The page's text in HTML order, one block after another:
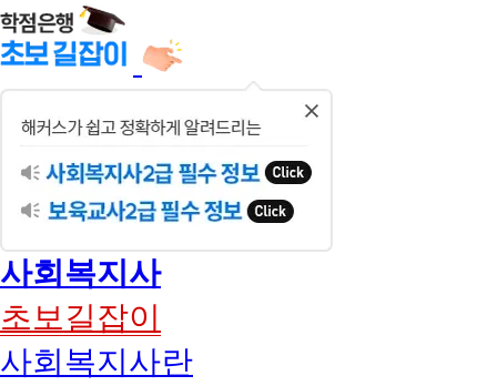
사회복지사
초보길잡이
사회복지사란